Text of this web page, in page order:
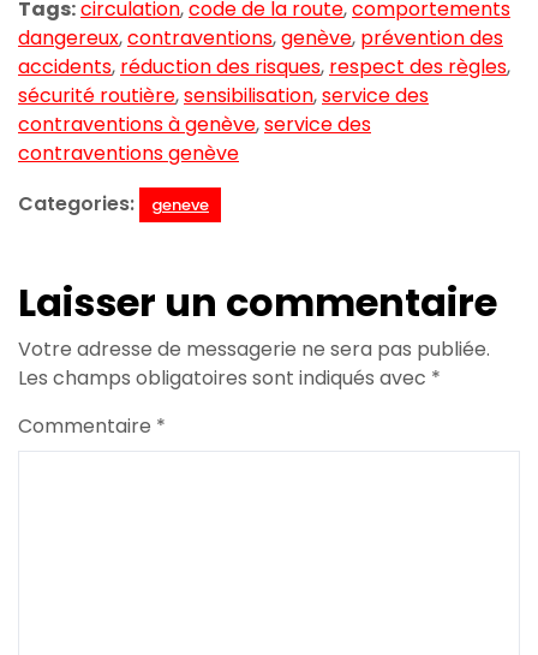
Tags:circulation,code de la route,comportements
dangereux,contraventions,genève, prévention des
accidents, réduction des risques, respect des règles,
sécurité routière,sensibilisation,service des
contraventions à genève,service des
contraventions genève
Categories:
geneve
Laisser un commentaire
Votre adresse de messagerie ne sera pas publiée.
Les champs obligatoires sont indiqués avec *
Commentaire *